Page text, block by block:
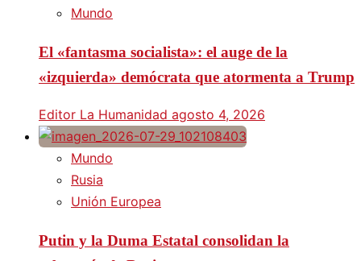
Mundo
El «fantasma socialista»: el auge de la
«izquierda» demócrata que atormenta a Trump
Editor La Humanidad agosto 4, 2026
Mundo
Rusia
Unión Europea
Putin y la Duma Estatal consolidan la